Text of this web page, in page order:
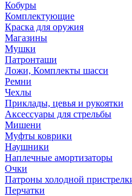
Кобуры
Комплектующие
Краска для оружия
Магазины
Мушки
Патронташи
Ложи, Комплекты шасси
Ремни
Чехлы
Приклады, цевья и рукоятки
Аксессуары для стрельбы
Мишени
Муфты коврики
Наушники
Наплечные амортизаторы
Очки
Патроны холодной
Перчатки